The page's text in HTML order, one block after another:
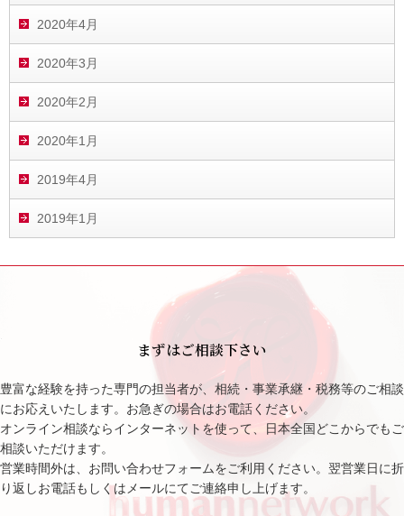
2020年4月
2020年3月
2020年2月
2020年1月
2019年4月
2019年1月
まずはご相談下さい
豊富な経験を持った専門の担当者が、相続・事業承継・税務等のご相談
にお応えいたします。お急ぎの場合はお電話ください。
オンライン相談ならインターネットを使って、日本全国どこからでもご
相談いただけます。
営業時間外は、お問い合わせフォームをご利用ください。翌営業日に折
り返しお電話もしくはメールにてご連絡申し上げます。